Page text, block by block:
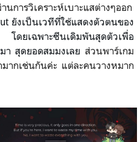
การวิเคราะห์เบาะแสต่างๆออก
ยังเป็นเวทีที่ใช้แสดงตัวตนของ
โดยเฉพาะซีนเดิมพันสุดตัวเพื่อ
า สุดยอดสมมงเลย ส่วนพาร์เกม
กเช่นกันค่ะ แต่ละคนวางหมาก